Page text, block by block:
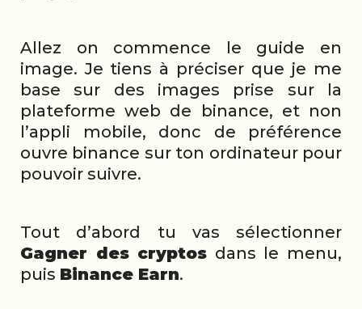
Allez on commence le guide en
image. Je tiens à préciser que je me
base sur des images prise sur la
plateforme web de binance, et non
l’appli mobile, donc de préférence
ouvre binance sur ton ordinateur pour
pouvoir suivre.
Tout d’abord tu vas sélectionner
Gagner des cryptos dans le menu,
puis Binance Earn.